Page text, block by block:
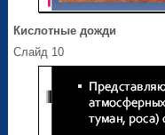
Кислотные дожди
Слайд 10